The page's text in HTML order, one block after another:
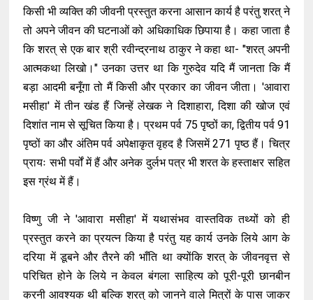
किसी भी व्यक्ति की जीवनी प्रस्तुत करना आसान कार्य है परंतु शरत् ने
तो अपने जीवन की घटनाओं को अधिकाधिक छिपाया है। कहा जाता है
कि शरत् से एक बार श्री रवीन्द्रनाथ ठाकुर ने कहा था- "शरत् अपनी
आत्मकथा लिखो।" उनका उत्तर था कि गुरुदेव यदि मैं जानता कि मैं
बड़ा आदमी बनूँगा तो मैं किसी और प्रकार का जीवन जीता। 'आवारा
मसीहा' में तीन खंड हैं जिन्हें लेखक ने दिशाहारा, दिशा की खोज एवं
दिशांत नाम से सूचित किया है। प्रथम पर्व 75 पृष्ठों का, द्वितीय पर्व 91
पृष्ठों का और अंतिम पर्व अपेक्षाकृत वृहद है जिसमें 271 पृष्ठ हैं। चित्र
प्रायः सभी पर्वों में हैं और अनेक दुर्लभ पत्र भी शरत के हस्ताक्षर सहित
इस ग्रंथ में हैं।
विष्णु जी ने 'आवारा मसीहा' में यथासंभव वास्तविक तथ्यों को ही
प्रस्तुत करने का प्रयत्न किया है परंतु यह कार्य उनके लिये आग के
दरिया में डूबने और तैरने की भाँति था क्योंकि शरत् के जीवनवृत्त से
परिचित होने के लिये न केवल बंगला साहित्य को पूरी-पूरी छानबीन
करनी आवश्यक थी बल्कि शरत् को जानने वाले मित्रों के पास जाकर